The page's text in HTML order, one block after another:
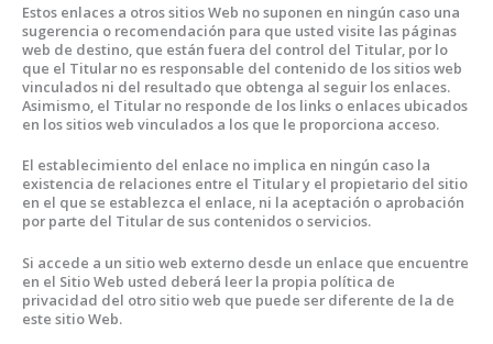
Estos enlaces a otros sitios Web no suponen en ningún caso una
sugerencia o recomendación para que usted visite las páginas
web de destino, que están fuera del control del Titular, por lo
que el Titular no es responsable del contenido de los sitios web
vinculados ni del resultado que obtenga al seguir los enlaces.
Asimismo, el Titular no responde de los links o enlaces ubicados
en los sitios web vinculados a los que le proporciona acceso.
El establecimiento del enlace no implica en ningún caso la
existencia de relaciones entre el Titular y el propietario del sitio
en el que se establezca el enlace, ni la aceptación o aprobación
por parte del Titular de sus contenidos o servicios.
Si accede a un sitio web externo desde un enlace que encuentre
en el Sitio Web usted deberá leer la propia política de
privacidad del otro sitio web que puede ser diferente de la de
este sitio Web.